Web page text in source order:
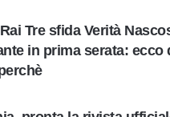
Tre sfida Verità
in prima serata: ecco